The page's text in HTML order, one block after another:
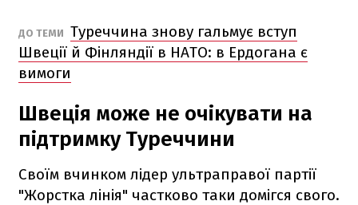
ДО ТЕМИ Туреччина знову гальмує вступ
Швеції й Фінляндії в НАТО: в Ердогана є
вимоги
Швеція може не очікувати на
підтримку Туреччини
Своїм вчинком лідер ультраправої партії
"Жорстка лінія" частково таки домігся свого.